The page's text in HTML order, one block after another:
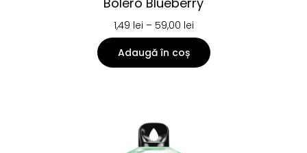
1,49 lei – 59,00 lei
Adaugă în coș